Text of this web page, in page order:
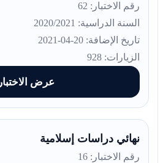
رقم الاختبار: 62
السنة الدراسية: 2020/2021
تاريخ الإضافة: 20-04-2021
الزيارات: 928
عرض الاختبار
نهائي دراسات إسلامية
رقم الاختبار: 16